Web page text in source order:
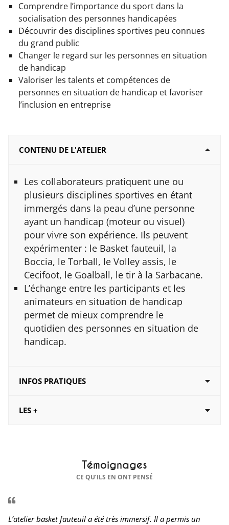
Comprendre l’importance du sport dans la
socialisation des personnes handicapées
Découvrir des disciplines sportives peu connues
du grand public
Changer le regard sur les personnes en situation
de handicap
Valoriser les talents et compétences de
personnes en situation de handicap et favoriser
l’inclusion en entreprise
CONTENU DE L'ATELIER
Les collaborateurs pratiquent une ou
plusieurs disciplines sportives en étant
immergés dans la peau d’une personne
ayant un handicap (moteur ou visuel)
pour vivre son expérience. Ils peuvent
expérimenter : le Basket fauteuil, la
Boccia, le Torball, le Volley assis, le
Cecifoot, le Goalball, le tir à la Sarbacane.
L’échange entre les participants et les
animateurs en situation de handicap
permet de mieux comprendre le
quotidien des personnes en situation de
handicap.
INFOS PRATIQUES
LES +
Témoignages
CE QU’ILS EN ONT PENSÉ
L’atelier basket fauteuil a été très immersif. Il a permis un